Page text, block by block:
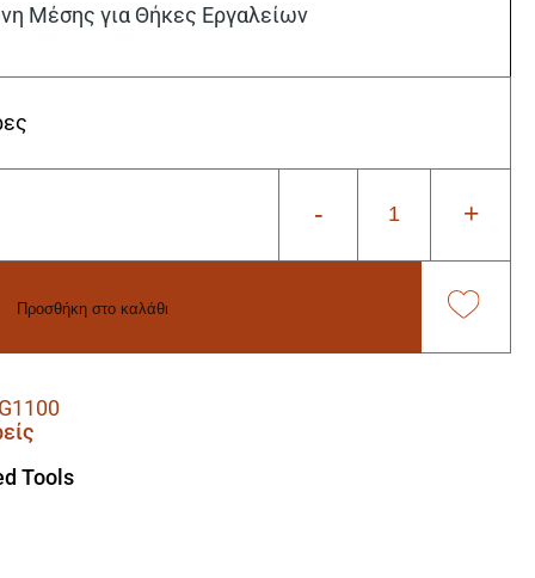
Μέσης για Θήκες Εργαλείων
- +
Προσθήκη στο καλάθι
Tools